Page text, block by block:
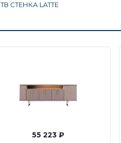
ТВ СТЕНКА LATTE
55 223 ₽